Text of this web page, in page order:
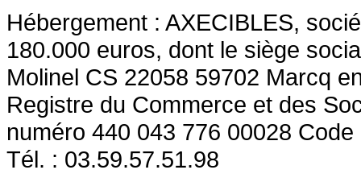
Hébergement : AXECIBLES,
180.000 euros, dont le siège
Molinel CS 22058 59702 Marcq
Registre du Commerce et des
numéro 440 043 776 00028
Tél. : 03.59.57.51.98